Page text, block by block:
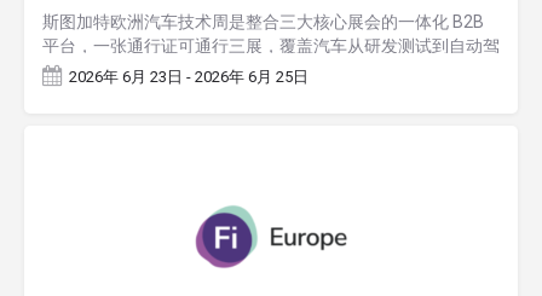
斯图加特欧洲汽车技术周是整合三大核心展会的一体化 B2B
平台，一张通行证可通行三展，覆盖汽车从研发测试到自动驾
驶、座舱体验的全链条技术生态，对展商拓展欧洲市场、对接
2026年 6月 23日 - 2026年 6月 25日